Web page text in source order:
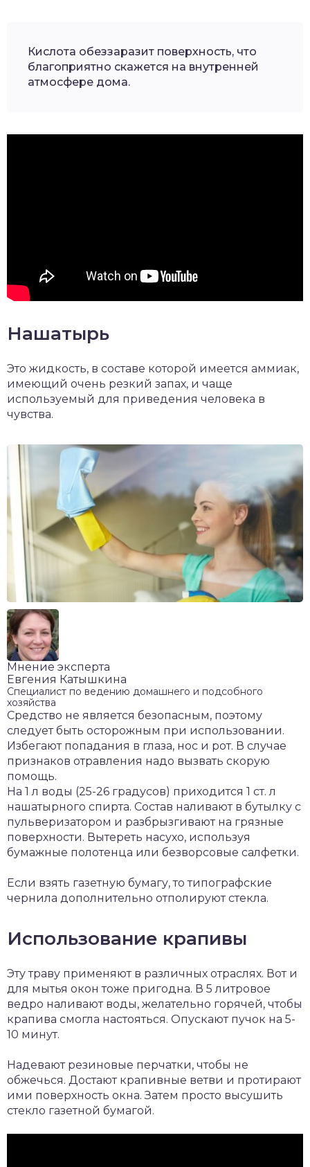
Кислота обеззаразит поверхность, что
благоприятно скажется на внутренней
атмосфере дома.
Нашатырь
Это жидкость, в составе которой имеется аммиак,
имеющий очень резкий запах, и чаще
используемый для приведения человека в
чувства.
Мнение эксперта
Евгения Катышкина
Специалист по ведению домашнего и подсобного
хозяйства
Средство не является безопасным, поэтому
следует быть осторожным при использовании.
Избегают попадания в глаза, нос и рот. В случае
признаков отравления надо вызвать скорую
помощь.
На 1 л воды (25-26 градусов) приходится 1 ст. л
нашатырного спирта. Состав наливают в бутылку с
пульверизатором и разбрызгивают на грязные
поверхности. Вытереть насухо, используя
бумажные полотенца или безворсовые салфетки.
Если взять газетную бумагу, то типографские
чернила дополнительно отполируют стекла.
Использование крапивы
Эту траву применяют в различных отраслях. Вот и
для мытья окон тоже пригодна. В 5 литровое
ведро наливают воды, желательно горячей, чтобы
крапива смогла настояться. Опускают пучок на 5-
10 минут.
Надевают резиновые перчатки, чтобы не
обжечься. Достают крапивные ветви и протирают
ими поверхность окна. Затем просто высушить
стекло газетной бумагой.